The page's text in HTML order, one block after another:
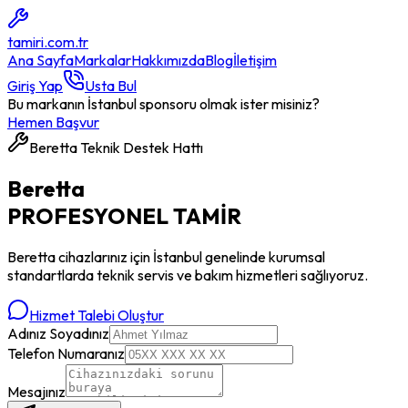
tamiri.com.tr
Ana SayfaMarkalarHakkımızdaBlogİletişim
Giriş Yap
Usta Bul
Bu markanın İstanbul sponsoru olmak ister misiniz?
Hemen Başvur
BerettaTeknik Destek Hattı
Beretta
PROFESYONELTAMİR
Berettacihazlarınız için İstanbul genelinde kurumsal
standartlarda teknik servis ve bakım hizmetleri sağlıyoruz.
Hizmet Talebi Oluştur
Adınız Soyadınız
Telefon Numaranız
Mesajınız